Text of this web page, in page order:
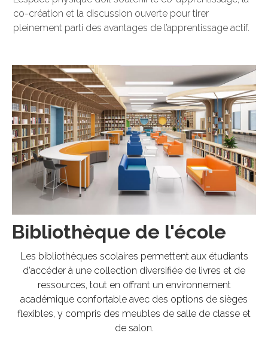
co-création et la discussion ouverte pour tirer
pleinement parti des avantages de l’apprentissage actif.
Bibliothèque de l'école
Les bibliothèques scolaires permettent aux étudiants
d'accéder à une collection diversifiée de livres et de
ressources, tout en offrant un environnement
académique confortable avec des options de sièges
flexibles, y compris des meubles de salle de classe et
de salon.​​​​​​​